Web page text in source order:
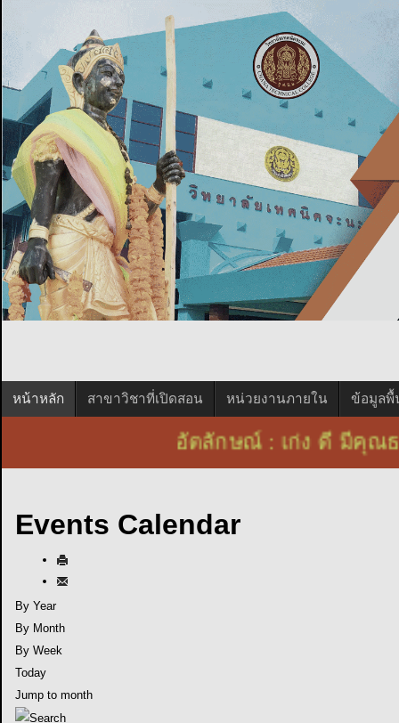
หน้าหลัก สาขาวิชาที่เปิดสอน หน่วยงานภายใน ข้อมูลพื้
อัตลักษณ์ : เก่ง ดี มี
Events Calendar
By Year
By Month
By Week
Today
Jump to month